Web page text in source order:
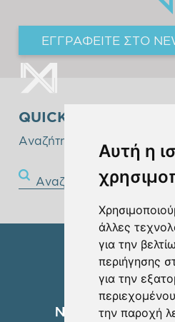
Αυτή η
άλλες
για την
περιήγησης
για την
την παροχή
ΕΓΓΡΑΦΕΙΤΕ ΣΤΟ
QUICK SEARCH
Αναζήτηστε παρακάτω!
Αναζήτηση